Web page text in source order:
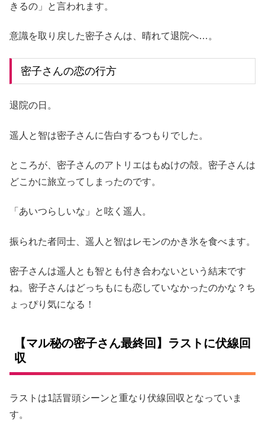
きるの」と言われます。
意識を取り戻した密子さんは、晴れて退院へ…。
密子さんの恋の行方
退院の日。
遥人と智は密子さんに告白するつもりでした。
ところが、密子さんのアトリエはもぬけの殻。密子さんは
どこかに旅立ってしまったのです。
「あいつらしいな」と呟く遥人。
振られた者同士、遥人と智はレモンのかき氷を食べます。
密子さんは遥人とも智とも付き合わないという結末です
ね。密子さんはどっちもにも恋していなかったのかな？ち
ょっぴり気になる！
【マル秘の密子さん最終回】ラストに伏線回
収
ラストは1話冒頭シーンと重なり伏線回収となっていま
す。